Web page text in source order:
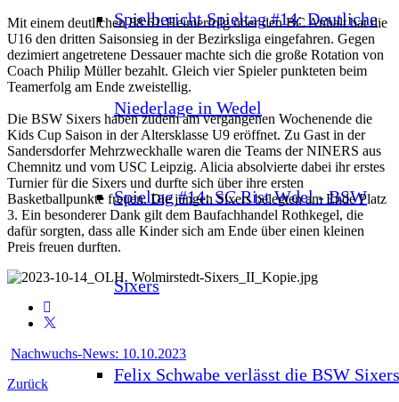
Spielbericht Spieltag #14: Deutliche
Niederlage in Wedel
Spieltag #14: SC Rist Wdel - BSW
Sixers
Felix Schwabe verlässt die BSW Sixers
Mit einem deutlichen 88:61-Heimerfolg über den BC Anhalt hat die
U16 den dritten Saisonsieg in der Bezirksliga eingefahren. Gegen
dezimiert angetretene Dessauer machte sich die große Rotation von
Coach Philip Müller bezahlt. Gleich vier Spieler punkteten beim
Teamerfolg am Ende zweistellig.
Die BSW Sixers haben zudem am vergangenen Wochenende die
Kids Cup Saison in der Altersklasse U9 eröffnet. Zu Gast in der
Sandersdorfer Mehrzweckhalle waren die Teams der NINERS aus
Chemnitz und vom USC Leipzig. Alicia absolvierte dabei ihr erstes
Turnier für die Sixers und durfte sich über ihre ersten
Basketballpunkte freuen. Die jungen Sixers belegten am Ende Platz
3. Ein besonderer Dank gilt dem Baufachhandel Rothkegel, die
dafür sorgten, dass alle Kinder sich am Ende über einen kleinen
Preis freuen durften.
Nachwuchs-News: 10.10.2023
Zurück